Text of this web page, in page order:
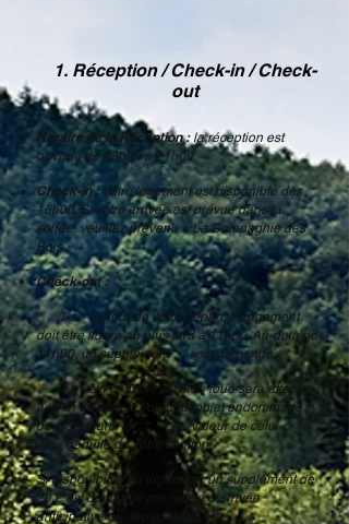
1. Réception / Check-in / Check-
out
Horaire de la Réception :la réception est
ouverte de 08h00 à 21h00.
Check-in :Votre logement est disponible dès
16h00. Si votre arrivée est prévue dans la
soirée, veuillez prévenir« La Compagnie des
Bois ».
Check-out :
1.a - Le jour de votre départ, le logement
doit être libéré au plus tard à 11h00. Au-delà de
11h00, un supplément est demandé.
1.b - Un contrôle du bien loué sera effectué
à la fin du séjour. Pour tout objet endommagé
ou manquant, la valeur de celui-ci
sera déduite de votre caution.
Si disponibilité du logement, un supplément de
20 € est demandé par heure d’arrivée
anticipative ou départ tardif.